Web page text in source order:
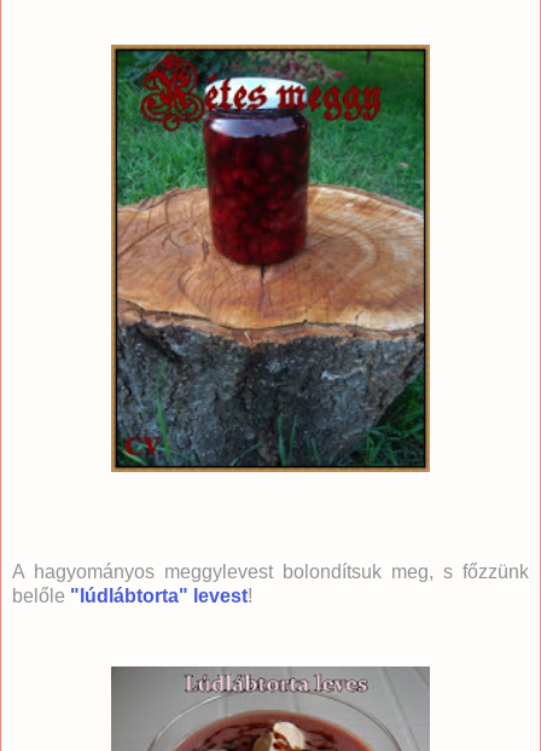
A hagyományos meggylevest bolondítsuk meg, s főzzünk
belőle "lúdlábtorta" levest!